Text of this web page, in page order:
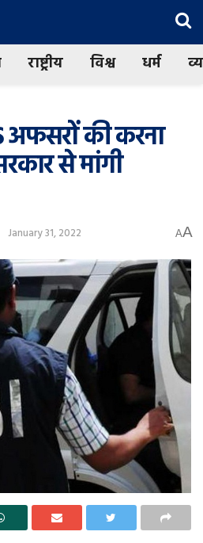
राष्ट्रीय विश्व धर्म
अफसरों की करना
से मांगी
January 31, 2022 AA